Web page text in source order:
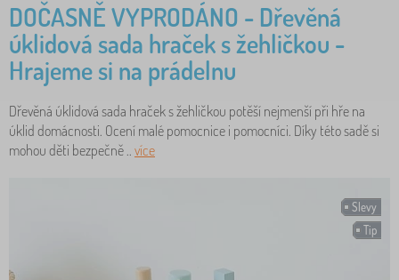
DOČASNĚ VYPRODÁNO - Dřevěná
úklidová sada hraček s žehličkou -
Hrajeme si na prádelnu
Dřevěná úklidová sada hraček s žehličkou potěší nejmenší při hře na
úklid domácnosti. Ocení malé pomocnice i pomocníci. Díky této sadě si
mohou děti bezpečně .. více
Slevy
Tip